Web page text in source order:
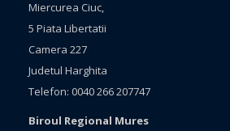
Miercurea Ciuc,
5 Piata Libertatii
Camera 227
Judetul Harghita
Telefon: 0040 266 207747
Biroul Regional Mures